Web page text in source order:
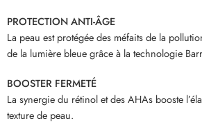
PROTECTION ANTI-ÂGE
La peau est protégée des méfaits de la
de la lumière bleue grâce à la technologie
BOOSTER FERMETÉ
La synergie du rétinol et des AHAs booste
texture de peau.